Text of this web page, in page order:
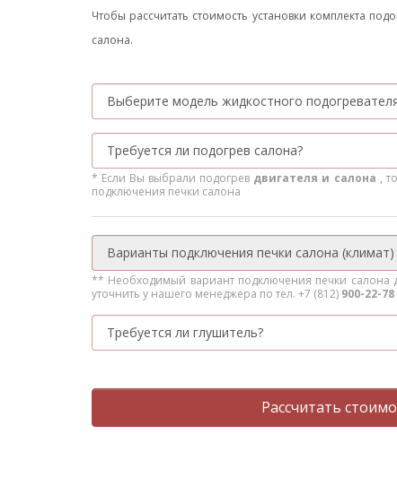
Чтобы рассчитать стоимость установки комплекта
салона.
* Если Вы выбрали подогрев двигателя и салона ,
подключения печки салона
** Необходимый вариант подключения печки салона
уточнить у нашего менеджера по тел. +7 (812) 900-22-78
Рассчитать